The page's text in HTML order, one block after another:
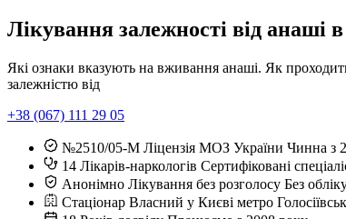
Лікування залежності від анаші
Які ознаки вказують на вживання анаші. Як
залежністю від
+38 (067) 111 29 05
№2510/05-М Ліцензія МОЗ України Чинна з
14 Лікарів-наркологів Сертифіковані
Анонімно Лікування без розголосу Без
Стаціонар Власний у Києві метро